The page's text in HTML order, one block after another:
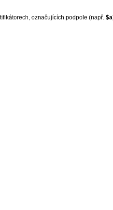
označujících podpole (např.$a